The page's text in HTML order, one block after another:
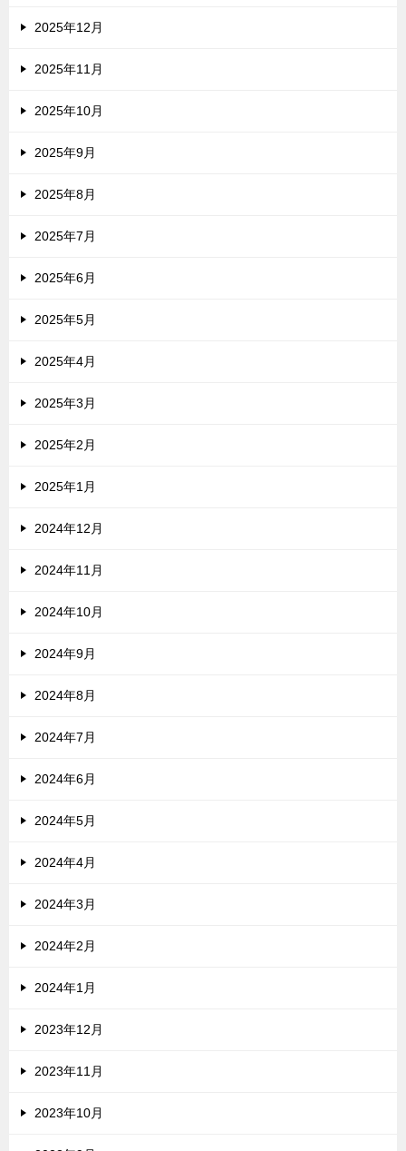
2025年12月
2025年11月
2025年10月
2025年9月
2025年8月
2025年7月
2025年6月
2025年5月
2025年4月
2025年3月
2025年2月
2025年1月
2024年12月
2024年11月
2024年10月
2024年9月
2024年8月
2024年7月
2024年6月
2024年5月
2024年4月
2024年3月
2024年2月
2024年1月
2023年12月
2023年11月
2023年10月